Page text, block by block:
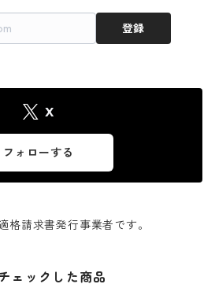
登録
X
フォローする
格請求書発行事業者です。
ェックした商品